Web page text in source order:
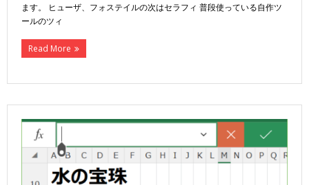
ます。 ヒューザ、フォステイルの次はセラフィ 普段使っている自作ツ
ールのツィ
Read More